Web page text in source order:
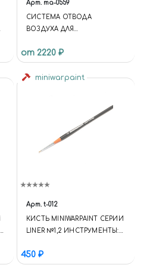
Арт. ma-0559
СИСТЕМА ОТВОДА
ВОЗДУХА ДЛЯ
от 2220 ₽
miniwarpaint
Арт. t-012
КИСТЬ MINIWARPAINT СЕРИИ
LINER №1,2 ИНСТРУМЕНТЫ:
450 ₽